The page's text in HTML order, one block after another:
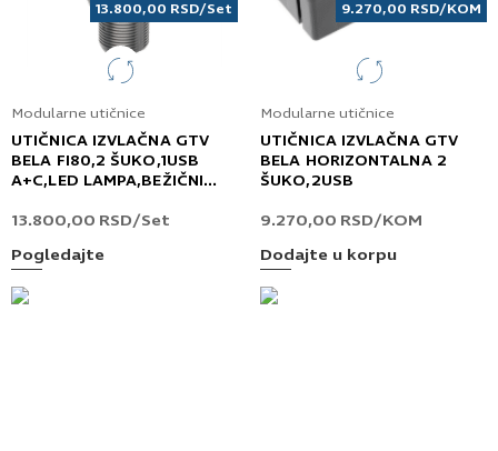
13.800,00 RSD/Set
Modularne utičnice
UTIČNICA IZVLAČNA GTV
BELA FI80,2 ŠUKO,1USB
A+C,LED LAMPA,BEŽIČNI
13.800,00 RSD/Set
Pogledajte
9.270,00 RSD/KOM
Modularne utičnice
UTIČNICA IZVLAČNA GTV
BELA HORIZONTALNA 2
ŠUKO,2USB
9.270,00 RSD/KOM
Dodajte u korpu